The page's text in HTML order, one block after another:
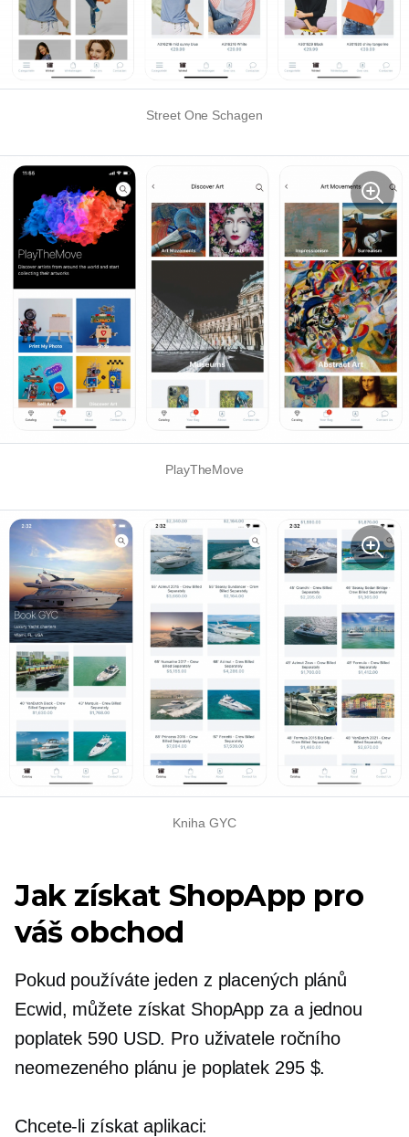
Street One Schagen
PlayTheMove
Kniha GYC
Jak získat ShopApp pro
váš obchod
Pokud používáte jeden z placených plánů
Ecwid, můžete získat ShopApp za a jednou
poplatek 590 USD. Pro uživatele ročního
neomezeného plánu je poplatek 295 $.
Chcete-li získat aplikaci: